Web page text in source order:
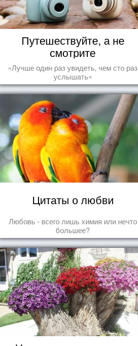
Путешествуйте, а не
смотрите
«Лучше один раз увидеть, чем сто раз
услышать»
Цитаты о любви
Любовь - всего лишь химия или нечто
большее?